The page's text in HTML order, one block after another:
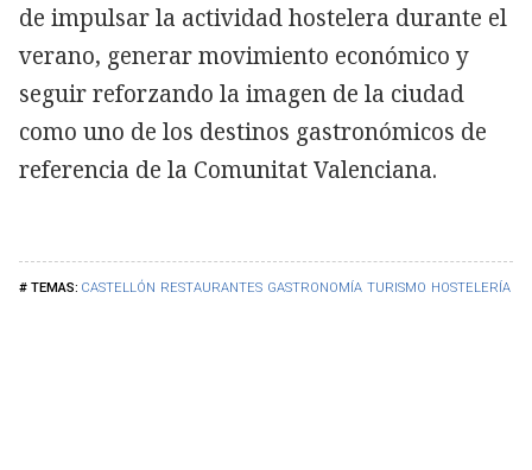
CASTELLÓN RESTAURANTES GASTRONOMÍA TURISMO HOSTELERÍA
de impulsar la actividad hostelera durante el
verano, generar movimiento económico y
seguir reforzando la imagen de la ciudad
como uno de los destinos gastronómicos de
referencia de la Comunitat Valenciana.